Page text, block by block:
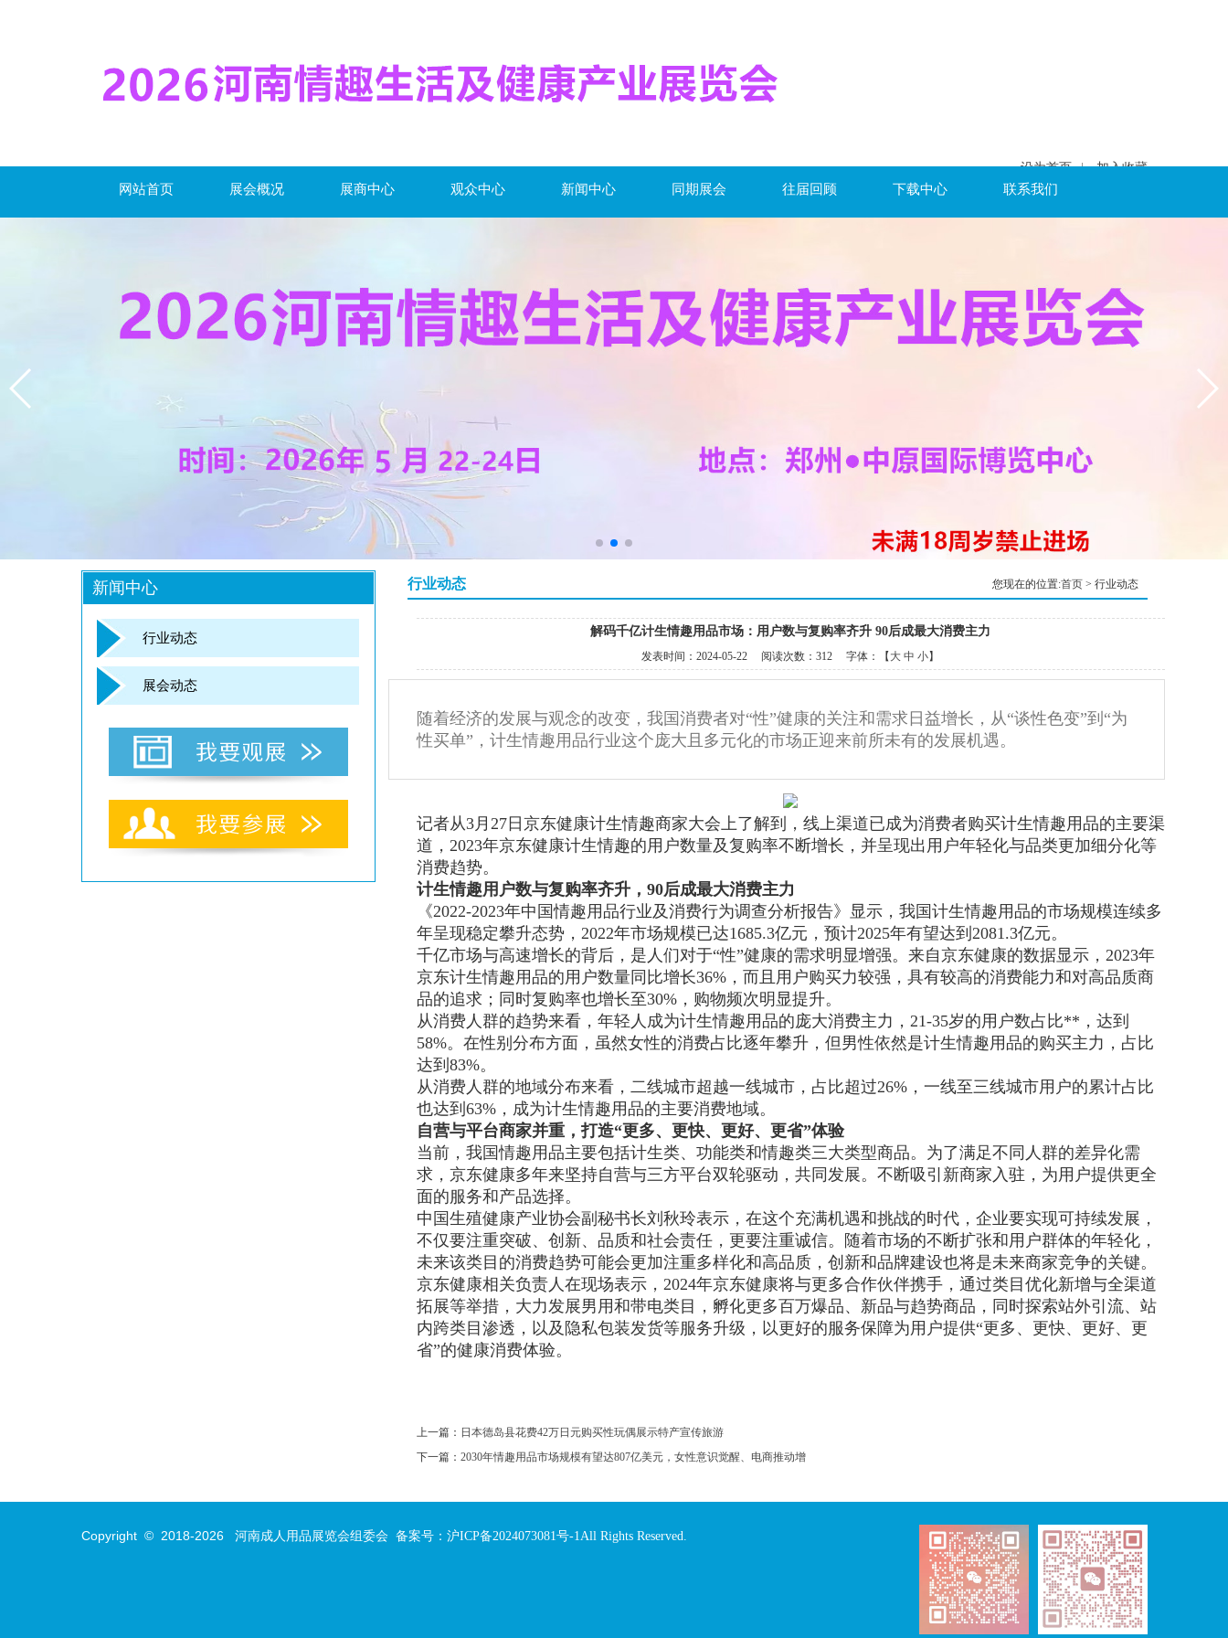
设为首页 | 加入收藏
NaN NaN NaN NaN
网站首页 展会概况 展商中心 观众中心 新闻中心 同期展会 往届回顾 下载中心 联系我们
新闻中心
行业动态
展会动态
行业动态 您现在的位置:首页> 行业动态
解码千亿计生情趣用品市场：用户数与复购率齐升 90后成最大消费主力
发表时间： 2024-05-22 阅读次数： 312 字体：【大 中 小】
随着经济的发展与观念的改变，我国消费者对“性”健康的关注和需求日益增长，从“谈性色变”到“为
性买单”，计生情趣用品行业这个庞大且多元化的市场正迎来前所未有的发展机遇。
记者从3月27日京东健康计生情趣商家大会上了解到，线上渠道已成为消费者购买计生情趣用品的主要渠
道，2023年京东健康计生情趣的用户数量及复购率不断增长，并呈现出用户年轻化与品类更加细分化等
消费趋势。
计生情趣用户数与复购率齐升，90后成最大消费主力
《2022-2023年中国情趣用品行业及消费行为调查分析报告》显示，我国计生情趣用品的市场规模连续多
年呈现稳定攀升态势，2022年市场规模已达1685.3亿元，预计2025年有望达到2081.3亿元。
千亿市场与高速增长的背后，是人们对于“性”健康的需求明显增强。来自京东健康的数据显示，2023年
京东计生情趣用品的用户数量同比增长36%，而且用户购买力较强，具有较高的消费能力和对高品质商
品的追求；同时复购率也增长至30%，购物频次明显提升。
从消费人群的趋势来看，年轻人成为计生情趣用品的庞大消费主力，21-35岁的用户数占比**，达到
58%。在性别分布方面，虽然女性的消费占比逐年攀升，但男性依然是计生情趣用品的购买主力，占比
达到83%。
从消费人群的地域分布来看，二线城市超越一线城市，占比超过26%，一线至三线城市用户的累计占比
也达到63%，成为计生情趣用品的主要消费地域。
自营与平台商家并重，打造“更多、更快、更好、更省”体验
当前，我国情趣用品主要包括计生类、功能类和情趣类三大类型商品。为了满足不同人群的差异化需
求，京东健康多年来坚持自营与三方平台双轮驱动，共同发展。不断吸引新商家入驻，为用户提供更全
面的服务和产品选择。
中国生殖健康产业协会副秘书长刘秋玲表示，在这个充满机遇和挑战的时代，企业要实现可持续发展，
不仅要注重突破、创新、品质和社会责任，更要注重诚信。随着市场的不断扩张和用户群体的年轻化，
未来该类目的消费趋势可能会更加注重多样化和高品质，创新和品牌建设也将是未来商家竞争的关键。
京东健康相关负责人在现场表示，2024年京东健康将与更多合作伙伴携手，通过类目优化新增与全渠道
拓展等举措，大力发展男用和带电类目，孵化更多百万爆品、新品与趋势商品，同时探索站外引流、站
内跨类目渗透，以及隐私包装发货等服务升级，以更好的服务保障为用户提供“更多、更快、更好、更
省”的健康消费体验。
上一篇： 日本德岛县花费42万日元购买性玩偶展示特产宣传旅游
下一篇： 2030年情趣用品市场规模有望达807亿美元，女性意识觉醒、电商推动增
Copyright © 2018-2026 河南成人用品展览会组委会 备案号：沪ICP备2024073081号-1 All Rights Reserved.